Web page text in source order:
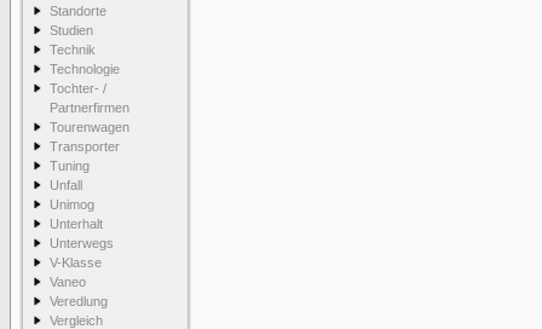
Standorte
Studien
Technik
Technologie
Tochter- /
Partnerfirmen
Tourenwagen
Transporter
Tuning
Unfall
Unimog
Unterhalt
Unterwegs
V-Klasse
Vaneo
Veredlung
Vergleich